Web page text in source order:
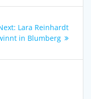
Next
post:
Lara Reinhardt
in Blumberg